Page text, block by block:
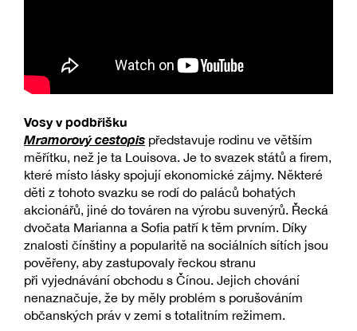
Vosy v podbřišku
Mramorový cestopis představuje rodinu ve větším
měřítku, než je ta Louisova. Je to svazek států a firem,
které místo lásky spojují ekonomické zájmy. Některé
děti z tohoto svazku se rodí do paláců bohatých
akcionářů, jiné do továren na výrobu suvenýrů. Řecká
dvočata Marianna a Sofia patří k těm prvním. Díky
znalosti čínštiny a popularitě na sociálních sítích jsou
pověřeny, aby zastupovaly řeckou stranu
při vyjednávání obchodu s Čínou. Jejich chování
nenaznačuje, že by měly problém s porušováním
občanských práv v zemi s totalitním režimem.